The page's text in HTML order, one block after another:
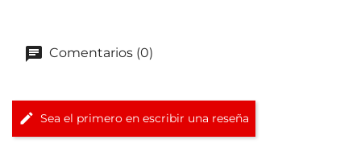
Comentarios (0)
Sea el primero en escribir una reseña